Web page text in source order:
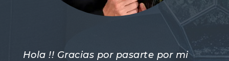
Hola !! Gracias por pasarte por mi